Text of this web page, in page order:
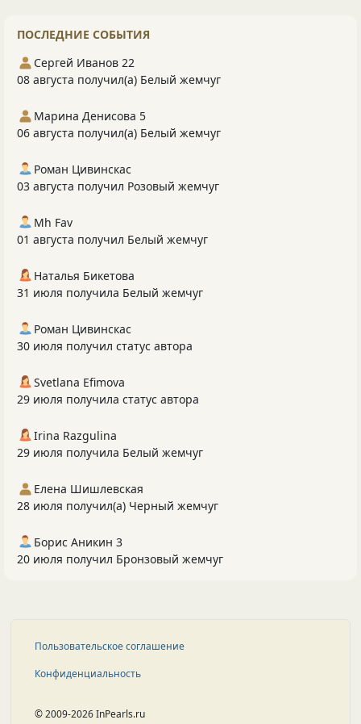
ПОСЛЕДНИЕ СОБЫТИЯ
Сергей Иванов 22
08 августа получил(а) Белый жемчуг
Марина Денисова 5
06 августа получил(а) Белый жемчуг
Роман Цивинскас
03 августа получил Розовый жемчуг
Mh Fav
01 августа получил Белый жемчуг
Наталья Бикетова
31 июля получила Белый жемчуг
Роман Цивинскас
30 июля получил статус автора
Svetlana Efimova
29 июля получила статус автора
Irina Razgulina
29 июля получила Белый жемчуг
Елена Шишлевская
28 июля получил(а) Черный жемчуг
Борис Аникин 3
20 июля получил Бронзовый жемчуг
Пользовательское соглашение
Конфиденциальность
© 2009-2026 InPearls.ru